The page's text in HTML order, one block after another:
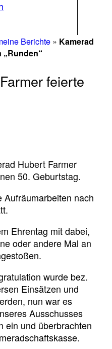
Berichte » Kamerad
„Runden“
feierte
Hubert Farmer
50. Geburtstag.
Aufräumarbeiten nach
Ehrentag mit dabei,
oder andere Mal an
wurde bez.
Einsätzen und
nun war es
Ausschusses
ein und überbrachten